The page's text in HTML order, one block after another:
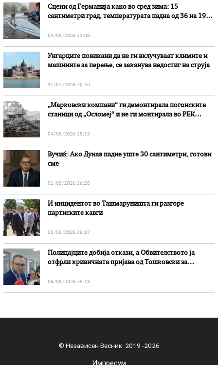
Сцени од Германија како во сред зима: 15
сантиметри град, температурата падна од 36 на 19
04/08/2026 13:08
Унгарците повикани да не ги вклучуваат климите и
машините за перење, се заканува недостиг на струја
31/07/2026 19:10
„Марковски компани“ ги демонтирала погонските
станици од „Осломеј“ и не ги монтирала во РЕК
04/08/2026 15:15
Вучиќ: Ако Дунав падне уште 30 сантиметри, готови
сме
01/08/2026 16:28
И инцидентот во Ташмаруништa ги разгоре
партиските кавги
03/08/2026 16:37
Полицајците добија откази, а Обвителството ја
отфрли кривичната пријава од Тошковски за
06/08/2026 15:13
© Независен Весник 2019 -2026
Импресум